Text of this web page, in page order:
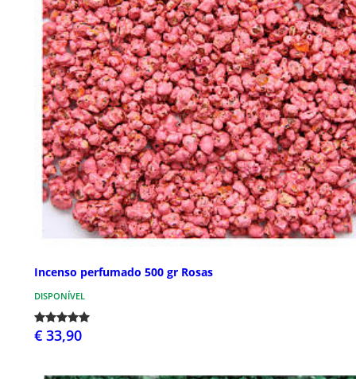
Incenso perfumado 500 gr Rosas
DISPONÍVEL
€ 33,90